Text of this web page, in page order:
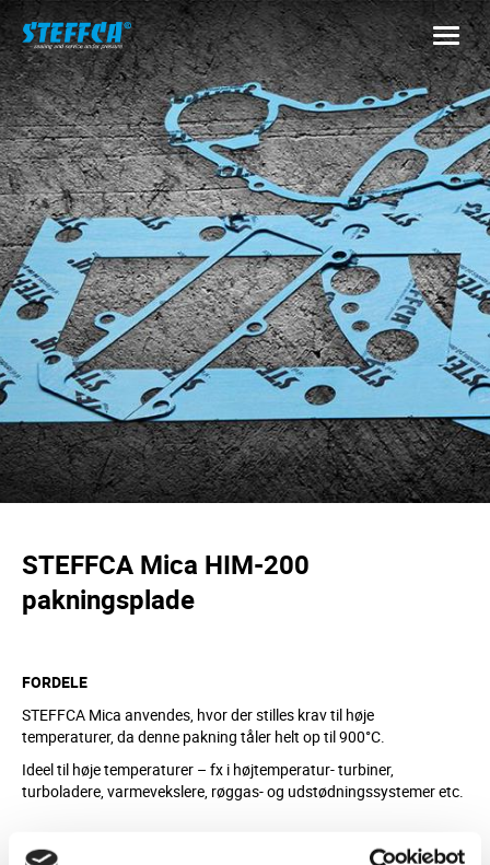
STEFFCA Mica HIM-200
pakningsplade
FORDELE
STEFFCA Mica anvendes, hvor der stilles krav til høje
temperaturer, da denne pakning tåler helt op til 900°C.
Ideel til høje temperaturer – fx i højtemperatur- turbiner,
turboladere, varmevekslere, røggas- og udstødningssystemer etc.
MATERIALE